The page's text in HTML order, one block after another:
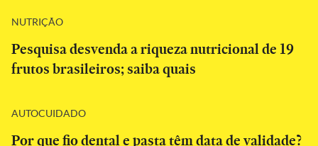
NUTRIÇÃO
Pesquisa desvenda a riqueza nutricional de 19
frutos brasileiros; saiba quais
AUTOCUIDADO
Por que fio dental e pasta têm data de validade?